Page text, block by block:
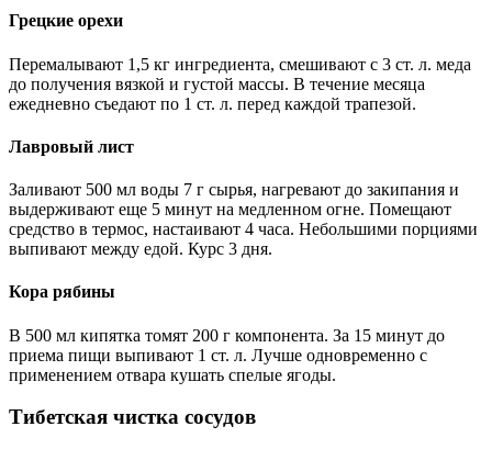
Грецкие орехи
Перемалывают 1,5 кг ингредиента, смешивают с 3 ст. л. меда
до получения вязкой и густой массы. В течение месяца
ежедневно съедают по 1 ст. л. перед каждой трапезой.
Лавровый лист
Заливают 500 мл воды 7 г сырья, нагревают до закипания и
выдерживают еще 5 минут на медленном огне. Помещают
средство в термос, настаивают 4 часа. Небольшими порциями
выпивают между едой. Курс 3 дня.
Кора рябины
В 500 мл кипятка томят 200 г компонента. За 15 минут до
приема пищи выпивают 1 ст. л. Лучше одновременно с
применением отвара кушать спелые ягоды.
Тибетская чистка сосудов